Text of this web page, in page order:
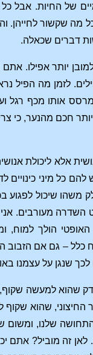
של החיות. אבל
מה שקשור לחייהן.
דברים שכאלה.
יותר אפילו.
לזמן מה הפיל
אותו מכף רגל
חכם מהנער, כי
אלא ליכולת
מיני כינויים
שיכול לפגוע
השדרה מעורבים.
הולך למוח,
כלל – גם אם
על עצמנו
דק שהוא למעשה
שהוא שקוף
שלנו, ומשום
לאן זה מוביל? אתם